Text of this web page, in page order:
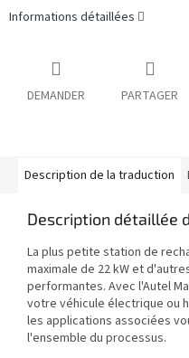
Informations détaillées
DEMANDER PARTAGER
Description de la traduction
Description détaillée
La plus petite station de
maximale de 22 kW et
performantes. Avec l'Autel
votre véhicule électrique ou
les applications associées
l'ensemble du processus.